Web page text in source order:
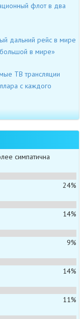
флот в два
дальний рейс в мире
в мире»
ТВ трансляции
с каждого
симпатична
24%
14%
9%
14%
11%